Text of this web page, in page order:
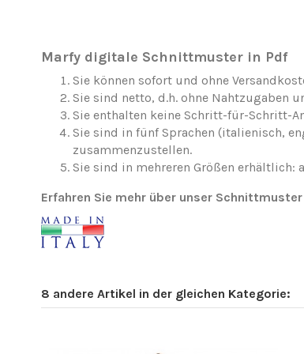
Marfy digitale Schnittmuster in Pdf
Sie können sofort und ohne
Sie sind netto, d.h. ohne Nahtzugaben
Sie enthalten keine Schritt-für-Schritt-
Sie sind in fünf Sprachen (italienisch,
zusammenzustellen.
Sie sind in mehreren Größen erhältlich:
Erfahren Sie mehr über unser
8 andere Artikel in der gleichen Kategorie: